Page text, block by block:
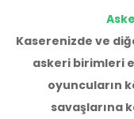
Kaserenizde ve
askeri birimleri
oyuncuların
savaşlarına